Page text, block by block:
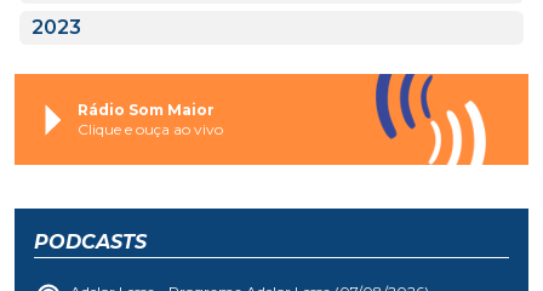
2023
Rádio Som Maior
Clique e ouça ao vivo
PODCASTS